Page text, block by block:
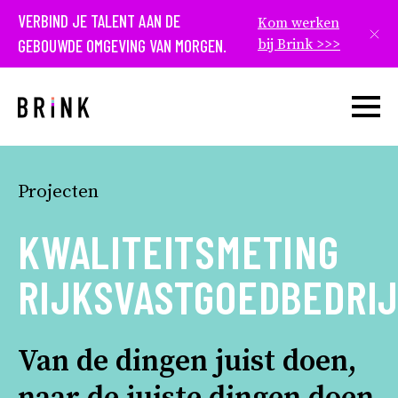
VERBIND JE TALENT AAN DE
GEBOUWDE OMGEVING VAN MORGEN.
Kom werken
bij Brink >>>
Open
Projecten
KWALITEITSMETING
Van de dingen juist doen,